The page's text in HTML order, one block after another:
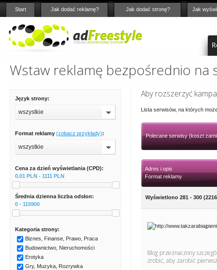
Start Jak dodać reklamę? Jak dodać stronę? Jak
Wstaw reklamę bezpośrednio na
Język strony:
wszystkie
Format reklamy (zobacz przykłady):
wszystkie
Cena za dzień wyświetlania (CPD):
0.01 PLN - 1111 PLN
Średnia dzienna liczba odsłon:
0 - 115900
Kategoria strony:
Biznes, Finanse, Prawo, Praca
Budownictwo, Nieruchomości
Erotyka
Gry, Muzyka, Rozrywka
Aby rozszerzyć
Lista serwisów, na których
Polecane serwisy (koszt
Adres i opis
Format reklamy
Wyświetlono 281 - 300
Blog przeznaczony
zrobić, aby zarobić